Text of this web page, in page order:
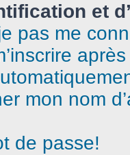
et
pas me
mon nom
de passe!